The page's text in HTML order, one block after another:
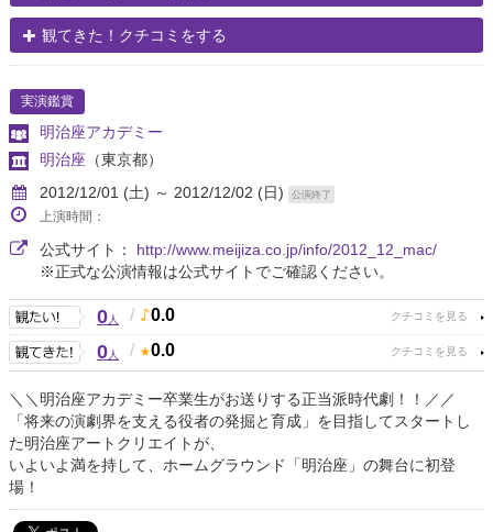
観てきた！クチコミをする
実演鑑賞
明治座アカデミー
明治座 （東京都）
2012/12/01 (土) ～ 2012/12/02 (日)
公演終了
上演時間：
公式サイト： http://www.meijiza.co.jp/info/2012_12_mac/
※正式な公演情報は公式サイトでご確認ください。
0人 / 0.0
0人 / 0.0
＼＼明治座アカデミー卒業生がお送りする正当派時代劇！！／／
「将来の演劇界を支える役者の発掘と育成」を目指してスタートし
た明治座アートクリエイトが、
いよいよ満を持して、ホームグラウンド「明治座」の舞台に初登
場！